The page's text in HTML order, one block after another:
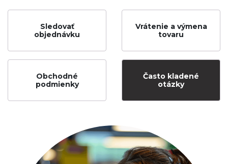
Sledovať
objednávku
Vrátenie a výmena
tovaru
Obchodné
podmienky
Často kladené
otázky